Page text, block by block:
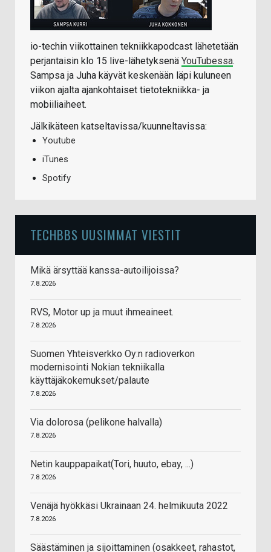
io-techin viikottainen tekniikkapodcast lähetetään
perjantaisin klo 15 live-lähetyksenä YouTubessa.
Sampsa ja Juha käyvät keskenään läpi kuluneen
viikon ajalta ajankohtaiset tietotekniikka- ja
mobiiliaiheet.
Jälkikäteen katseltavissa/kuunneltavissa:
Youtube
iTunes
Spotify
TECHBBS UUSIMMAT VIESTIT
Mikä ärsyttää kanssa-autoilijoissa?
7.8.2026
RVS, Motor up ja muut ihmeaineet.
7.8.2026
Suomen Yhteisverkko Oy:n radioverkon
modernisointi Nokian tekniikalla
käyttäjäkokemukset/palaute
7.8.2026
Via dolorosa (pelikone halvalla)
7.8.2026
Netin kauppapaikat(Tori, huuto, ebay, ...)
7.8.2026
Venäjä hyökkäsi Ukrainaan 24. helmikuuta 2022
7.8.2026
Säästäminen ja sijoittaminen (osakkeet, rahastot,